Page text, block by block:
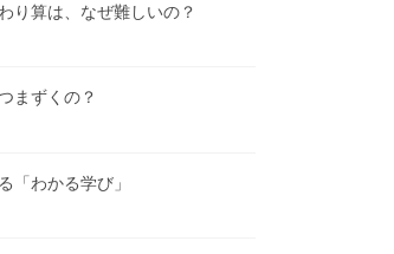
り算は、なぜ難しいの？
まずくの？
「わかる学び」